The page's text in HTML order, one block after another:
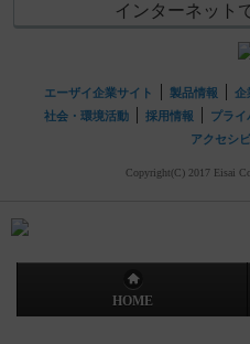
インターネット
エーザイ企業サイト 製品情報 企
社会・環境活動
採用情報 プライ
アクセシ
Copyright(C) 2017 Eisai
HOME